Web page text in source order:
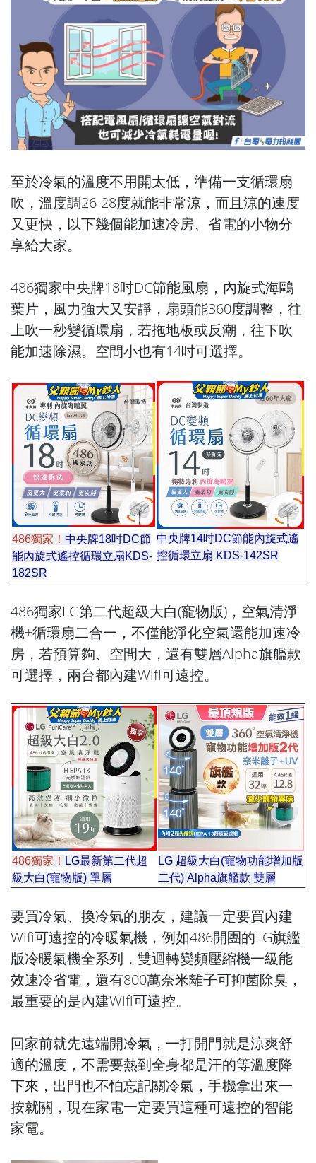
至於冷氣的溫度不用開太低，準備一支循環扇
吹，溫度調26-28度就能非常涼，而且涼的速度
又更快，以下幾個能加速冷房、省電的小物分
享給大家。
486獨家中央牌18吋DC節能風扇，內旋式海鷗
葉片，風力強大又安靜，扇頭能360度調整，往
上吹一秒變循環扇，若拖地板或反潮，往下吹
能加速除濕。空間小也有14吋可選擇。
486獨家！ 中央牌18吋DC節
能內旋式遙控循環立扇KDS-
182SR
中央牌14吋DC節能內旋式遙
控循環立扇 KDS-142SR
486獨家LG第二代超級大白(寵物版)，空氣清淨
機+循環扇二合一，不僅能淨化空氣還能加速冷
房，若預算夠、空間大，還有雙層Alpha旗艦款
可選擇，兩台都內建Wifi可遠控。
486獨家！ LG最新第二代超
級大白(寵物版) 單層
LG 超級大白(寵物功能增加版
二代) Alpha旗艦款 雙層
要買冷氣、換冷氣的朋友，建議一定要買內建
Wifi可遠控的冷暖氣機，例如486開團的LG旗艦
版冷暖氣機全系列，雙迴轉變頻壓縮機一級能
效速冷省電，還有800萬奈米離子可抑菌除臭，
最重要的是內建Wifi可遠控。
回家前就先遠端開冷氣，一打開門就是涼爽舒
適的溫度，不需要熱到全身都是汗的等溫度降
下來，出門也不怕忘記關冷氣，手機拿出來一
按就關，現在家電一定要買這種可遠控的智能
家電。